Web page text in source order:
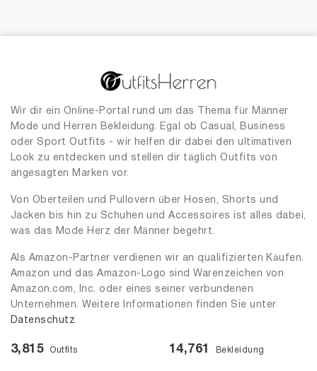
Wir dir ein Online-Portal rund um das Thema für Männer
Mode und Herren Bekleidung. Egal ob Casual, Business
oder Sport Outfits - wir helfen dir dabei den ultimativen
Look zu entdecken und stellen dir täglich Outfits von
angesagten Marken vor.
Von Oberteilen und Pullovern über Hosen, Shorts und
Jacken bis hin zu Schuhen und Accessoires ist alles dabei,
was das Mode Herz der Männer begehrt.
Als Amazon-Partner verdienen wir an qualifizierten Käufen.
Amazon und das Amazon-Logo sind Warenzeichen von
Amazon.com, Inc. oder eines seiner verbundenen
Unternehmen. Weitere Informationen finden Sie unter
Datenschutz
3,815 Outfits 14,761 Bekleidung